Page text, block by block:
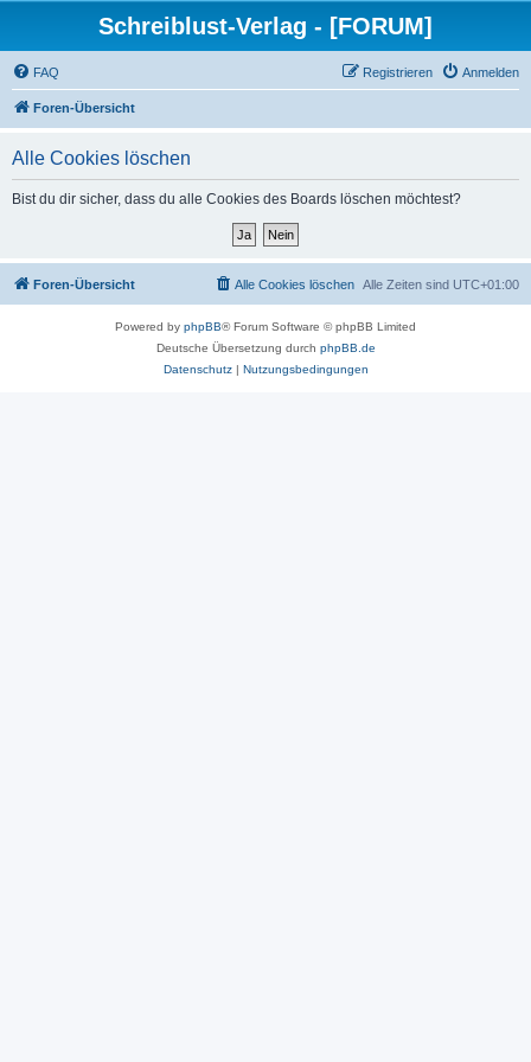
Schreiblust-Verlag - [FORUM]
FAQ Anmelden
Registrieren
Foren-Übersicht
Alle Cookies löschen
Bist du dir sicher, dass du alle Cookies des Boards löschen möchtest?
Foren-Übersicht Alle Zeiten sind UTC+01:00
Alle Cookies löschen
Powered by phpBB® Forum Software © phpBB Limited
Deutsche Übersetzung durch phpBB.de
Datenschutz| Nutzungsbedingungen